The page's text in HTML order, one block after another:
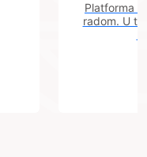
Platforma
radom. U